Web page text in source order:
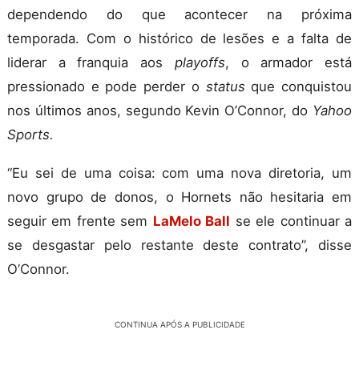
dependendo do que acontecer na próxima
temporada. Com o histórico de lesões e a falta de
liderar a franquia aos playoffs, o armador está
pressionado e pode perder o status que conquistou
nos últimos anos, segundo Kevin O’Connor, do Yahoo
Sports.
“Eu sei de uma coisa: com uma nova diretoria, um
novo grupo de donos, o Hornets não hesitaria em
seguir em frente sem LaMelo Ball se ele continuar a
se desgastar pelo restante deste contrato”, disse
O’Connor.
CONTINUA APÓS A PUBLICIDADE